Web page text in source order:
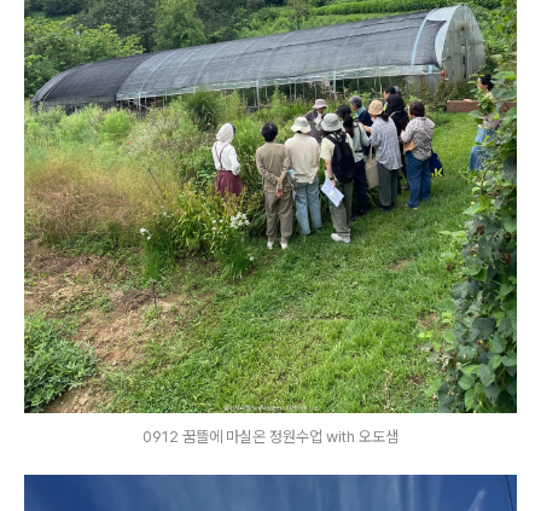
0912 꿈뜰에 마실온 정원수업 with 오도샘